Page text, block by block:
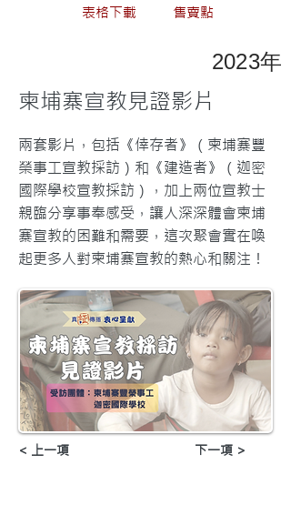
表格下載
售賣點
2023年
柬埔寨宣教見證影片
兩套影片，包括《倖存者》（柬埔寨豐
榮事工宣教採訪）和《建造者》（迦密
國際學校宣教採訪），加上兩位宣教士
親臨分享事奉感受，讓人深深體會柬埔
寨宣教的困難和需要，這次聚會實在喚
起更多人對柬埔寨宣教的熱心和關注！
< 上一項 下一項 >